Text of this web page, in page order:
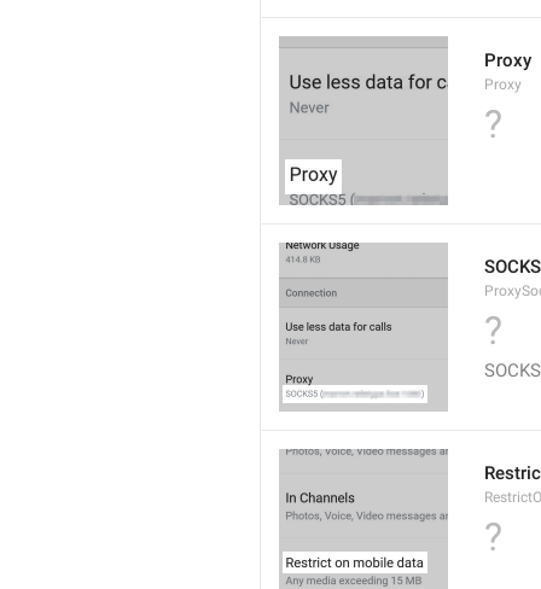
Proxy
Proxy
?
?
?